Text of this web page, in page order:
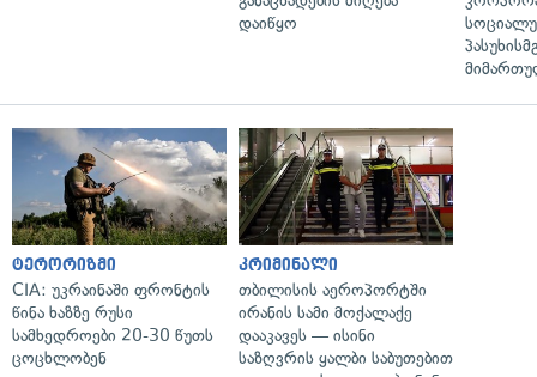
დაიწყო
ტერორიზმი
CIA: უკრაინაში ფრონტის
წინა ხაზზე რუსი
სამხედროები 20-30 წუთს
ცოცხლობენ
კრიმინალი
თბილისის აეროპორტში
ირანის სამი მოქალაქე
დააკავეს — ისინი
საზღვრის ყალბი საბუთებით